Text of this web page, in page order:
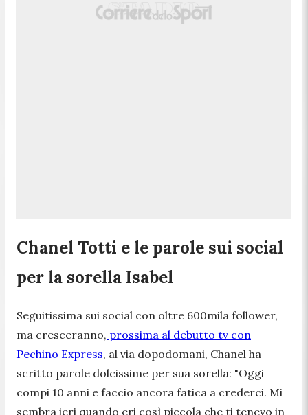
Chanel Totti e le parole sui social
per la sorella Isabel
Seguitissima sui social con oltre 600mila follower,
ma cresceranno, prossima al debutto tv con
Pechino Express, al via dopodomani, Chanel ha
scritto parole dolcissime per sua sorella: "Oggi
compi 10 anni e faccio ancora fatica a crederci. Mi
sembra ieri quando eri così piccola che ti tenevo in